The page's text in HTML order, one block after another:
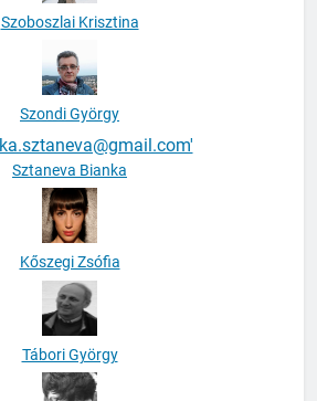
Szoboszlai Krisztina
Szondi György
Sztaneva Bianka
Kőszegi Zsófia
Tábori György